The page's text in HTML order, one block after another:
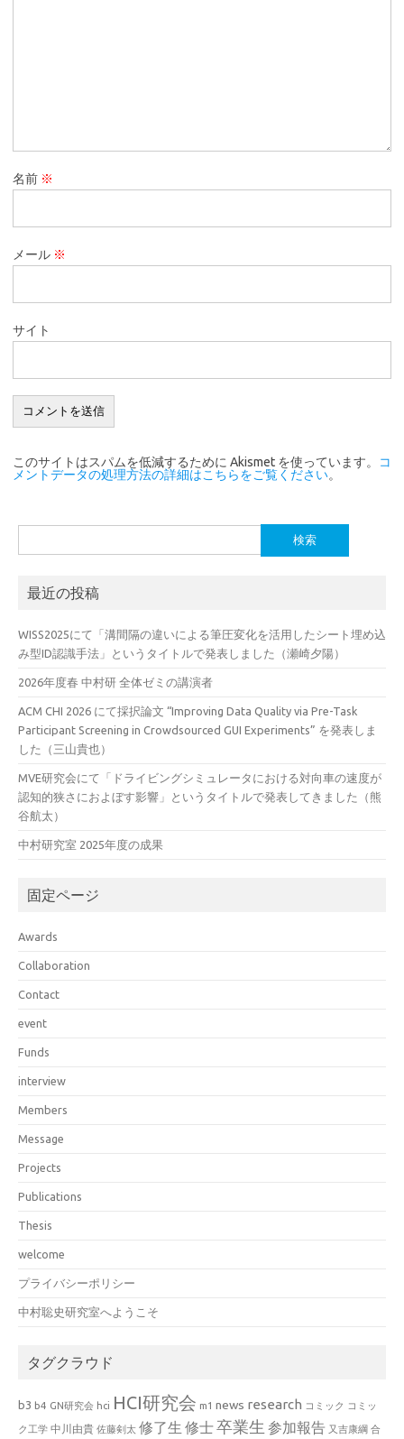
名前 ※
メール ※
サイト
このサイトはスパムを低減するために Akismet を使っています。
コ
メントデータの処理方法の詳細はこちらをご覧ください。
索:
最近の投稿
WISS2025にて「溝間隔の違いによる筆圧変化を活用したシート埋め込
み型ID認識手法」というタイトルで発表しました（瀬崎夕陽）
2026年度春 中村研 全体ゼミの講演者
ACM CHI 2026 にて採択論文 “Improving Data Quality via Pre-Task
Participant Screening in Crowdsourced GUI Experiments” を発表しま
した（三山貴也）
MVE研究会にて「ドライビングシミュレータにおける対向車の速度が
認知的狭さにおよぼす影響」というタイトルで発表してきました（熊
谷航太）
中村研究室 2025年度の成果
固定ページ
Awards
Collaboration
Contact
event
Funds
interview
Members
Message
Projects
Publications
Thesis
welcome
プライバシーポリシー
中村聡史研究室へようこそ
タグクラウド
b3 b4 GN研究会 hci HCI研究会 m1 news research コミック コミッ
ク工学 中川由貴 佐藤剣太 修了生 修士卒業生 参加報告 又吉康綱 合